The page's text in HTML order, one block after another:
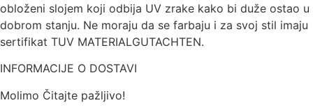
obloženi slojem koji odbija UV zrake kako bi duže ostao u
dobrom stanju. Ne moraju da se farbaju i za svoj stil imaju
sertifikat TUV MATERIALGUTACHTEN.
INFORMACIJE O DOSTAVI
Molimo Čitajte pažljivo!